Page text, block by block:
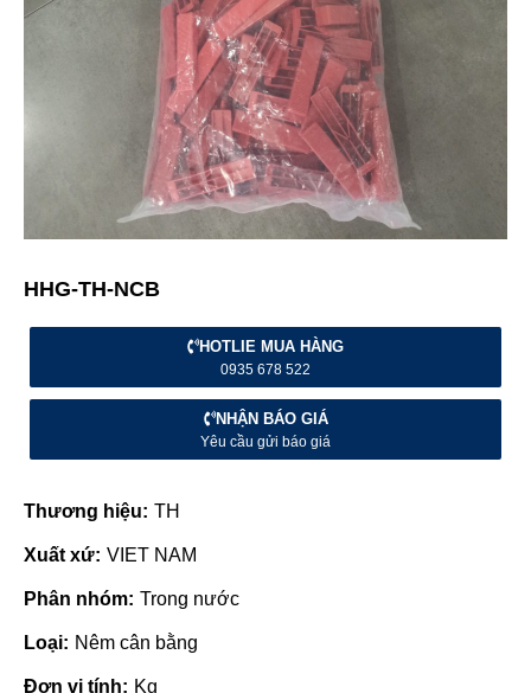
HHG-TH-NCB
HOTLIE MUA HÀNG
0935 678 522
NHẬN BÁO GIÁ
Yêu cầu gửi báo giá
Thương hiệu: TH
Xuất xứ: VIET NAM
Phân nhóm: Trong nước
Loại: Nêm cân bằng
Đơn vị tính: Kg